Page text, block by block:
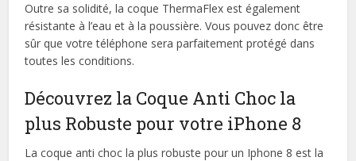
Outre sa solidité, la coque ThermaFlex est également
résistante à l’eau et à la poussière. Vous pouvez donc être
sûr que votre téléphone sera parfaitement protégé dans
toutes les conditions.
Découvrez la Coque Anti Choc la
plus Robuste pour votre iPhone 8
La coque anti choc la plus robuste pour un Iphone 8 est la